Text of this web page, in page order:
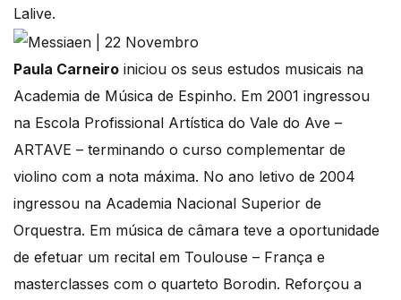
Lalive.
Paula Carneiro iniciou os seus estudos musicais na
Academia de Música de Espinho. Em 2001 ingressou
na Escola Profissional Artística do Vale do Ave –
ARTAVE – terminando o curso complementar de
violino com a nota máxima. No ano letivo de 2004
ingressou na Academia Nacional Superior de
Orquestra. Em música de câmara teve a oportunidade
de efetuar um recital em Toulouse – França e
masterclasses com o quarteto Borodin. Reforçou a